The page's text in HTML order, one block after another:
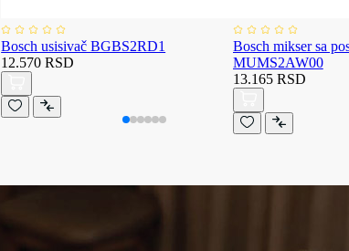
Bosch usisivač BGBS2RD1
12.570 RSD
Bosch mikser sa
MUMS2AW00
13.165 RSD